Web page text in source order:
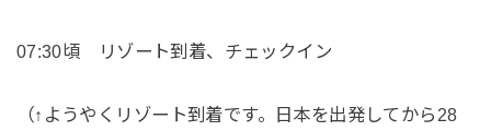
07:30頃 リゾート到着、チェックイン
（↑ようやくリゾート到着です。日本を出発してから28